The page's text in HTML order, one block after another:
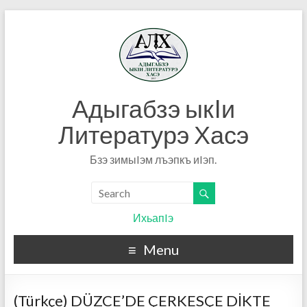
Адыгабзэ ыкIи
Литературэ Хасэ
Бзэ зимыIэм лъэпкъ иIэп.
ИхьапIэ
Menu
(Türkçe) DÜZCE’DE ÇERKESÇE DİKTE